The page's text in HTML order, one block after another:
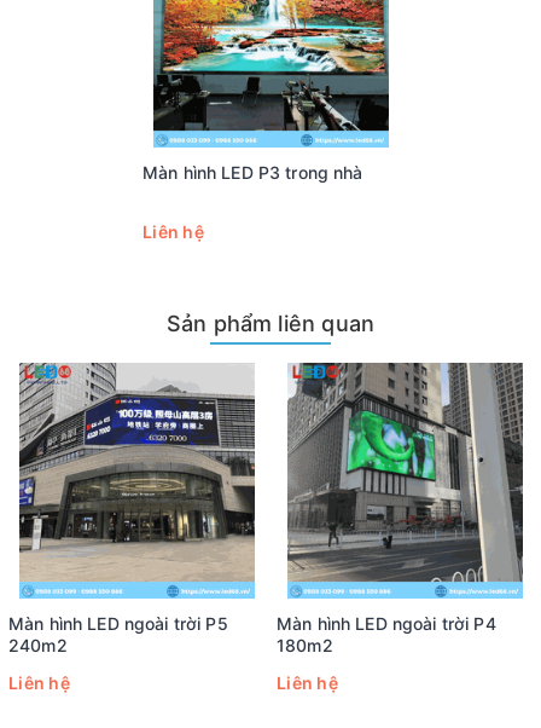
≥97%
281 tỉ màu
ISO 9001:2015, ISO 14001: 2015, ISO
13485: 2003; ISO 45001: 2015
Màn hình LED P3 trong nhà
Liên hệ
Sản phẩm liên quan
Màn hình LED ngoài trời P5
240m2
Liên hệ
Màn hình LED ngoài trời P4
180m2
Liên hệ